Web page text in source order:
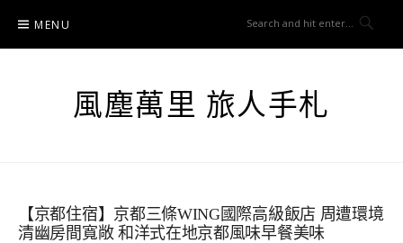
content
MENU
風塵萬里 旅人手札
【京都住宿】京都三條WING國際高級飯店 周遭環境
清幽房間寬敞 和洋式在地京都風味早餐美味